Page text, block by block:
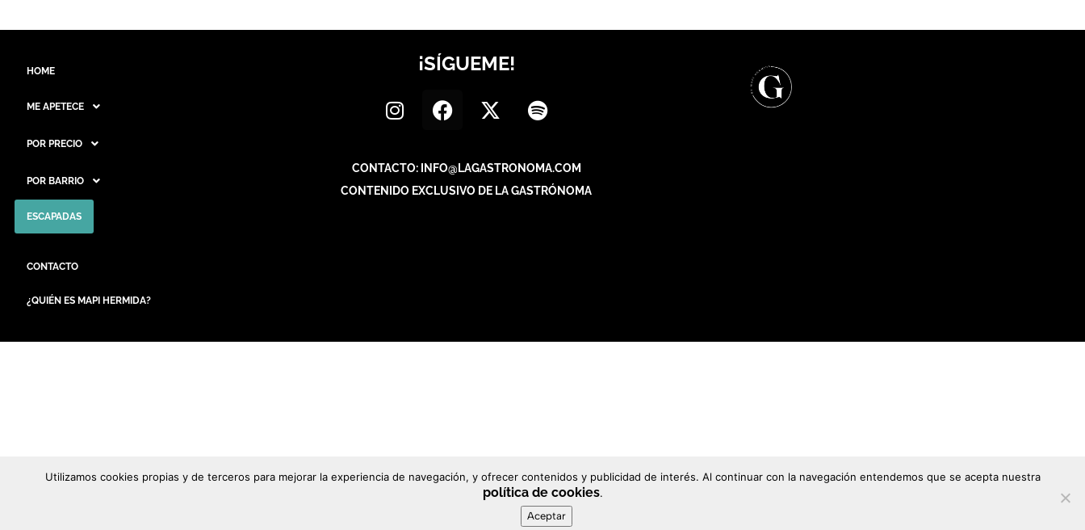
HOME
ME APETECE
POR PRECIO
POR BARRIO
ESCAPADAS
CONTACTO
¿QUIÉN ES MAPI HERMIDA?
¡SÍGUEME!
CONTACTO: INFO@LAGASTRONOMA.COM
CONTENIDO EXCLUSIVO DE LA GASTRÓNOMA
Utilizamos cookies propias y de terceros para mejorar la experiencia de navegación, y ofrecer contenidos y publicidad de interés. Al continuar con la navegación entendemos que se acepta nuestra
política de cookies.
Aceptar